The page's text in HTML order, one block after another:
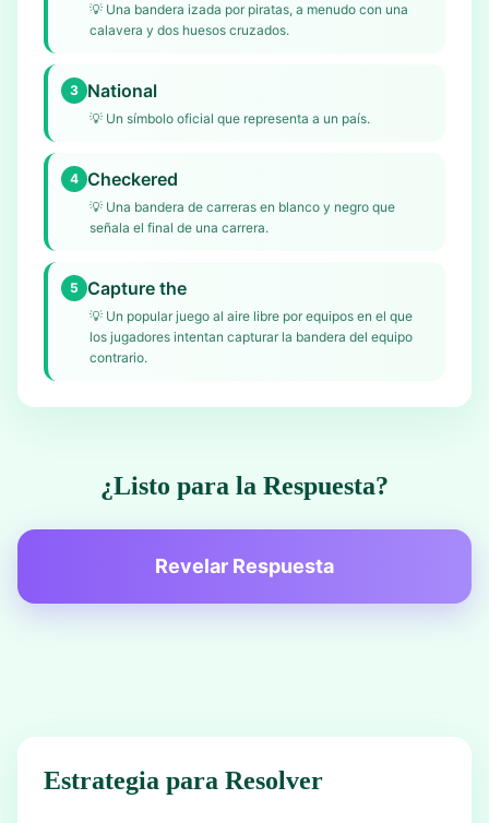
💡 Una bandera izada por piratas, a menudo con una
calavera y dos huesos cruzados.
3 National
💡 Un símbolo oficial que representa a un país.
4 Checkered
💡 Una bandera de carreras en blanco y negro que
señala el final de una carrera.
5 Capture the
💡 Un popular juego al aire libre por equipos en el que
los jugadores intentan capturar la bandera del equipo
contrario.
¿Listo para la Respuesta?
Revelar Respuesta
Estrategia para Resolver